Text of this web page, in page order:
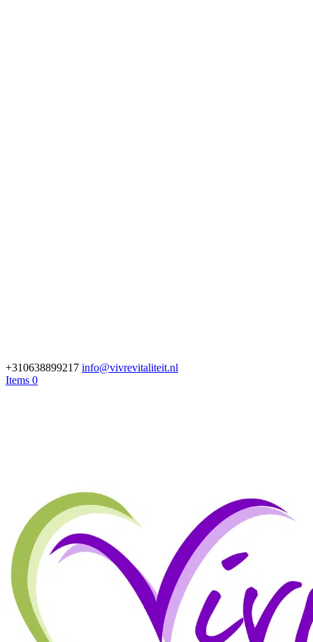
+310638899217 info@vivrevitaliteit.nl
Items 0